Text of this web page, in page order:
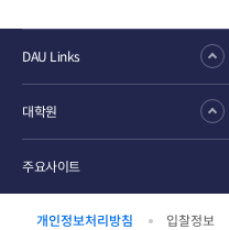
개인정보처리방침 입찰정보
DAU Links
대학원
주요사이트